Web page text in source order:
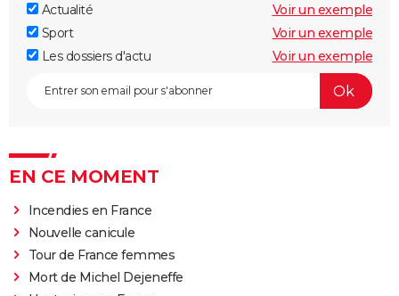
Actualité
Voir un exemple
Sport
Voir un exemple
Les dossiers d'actu
Voir un exemple
EN CE MOMENT
Incendies en France
Nouvelle canicule
Tour de France femmes
Mort de Michel Dejeneffe